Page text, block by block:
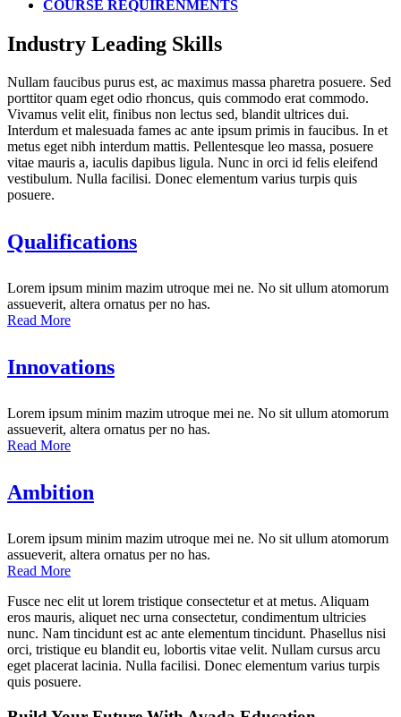
COURSE REQUIRENMENTS
Industry Leading Skills
Nullam faucibus purus est, ac maximus massa pharetra posuere. Sed
porttitor quam eget odio rhoncus, quis commodo erat commodo.
Vivamus velit elit, finibus non lectus sed, blandit ultrices dui.
Interdum et malesuada fames ac ante ipsum primis in faucibus. In et
metus eget nibh interdum mattis. Pellentesque leo massa, posuere
vitae mauris a, iaculis dapibus ligula. Nunc in orci id felis eleifend
vestibulum. Nulla facilisi. Donec elementum varius turpis quis
posuere.
Qualifications
Lorem ipsum minim mazim utroque mei ne. No sit ullum atomorum
assueverit, altera ornatus per no has.
Read More
Innovations
Lorem ipsum minim mazim utroque mei ne. No sit ullum atomorum
assueverit, altera ornatus per no has.
Read More
Ambition
Lorem ipsum minim mazim utroque mei ne. No sit ullum atomorum
assueverit, altera ornatus per no has.
Read More
Fusce nec elit ut lorem tristique consectetur et at metus. Aliquam
eros mauris, aliquet nec urna consectetur, condimentum ultricies
nunc. Nam tincidunt est ac ante elementum tincidunt. Phasellus nisi
orci, tristique eu blandit eu, lobortis vitae velit. Nullam cursus arcu
eget placerat lacinia. Nulla facilisi. Donec elementum varius turpis
quis posuere.